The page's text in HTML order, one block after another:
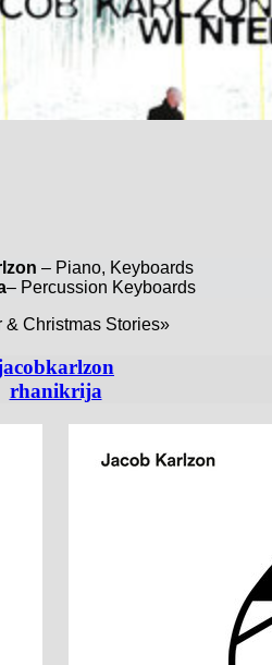
– Piano, Keyboards
– Percussion Keyboards
& Christmas Stories»
rhanikrija